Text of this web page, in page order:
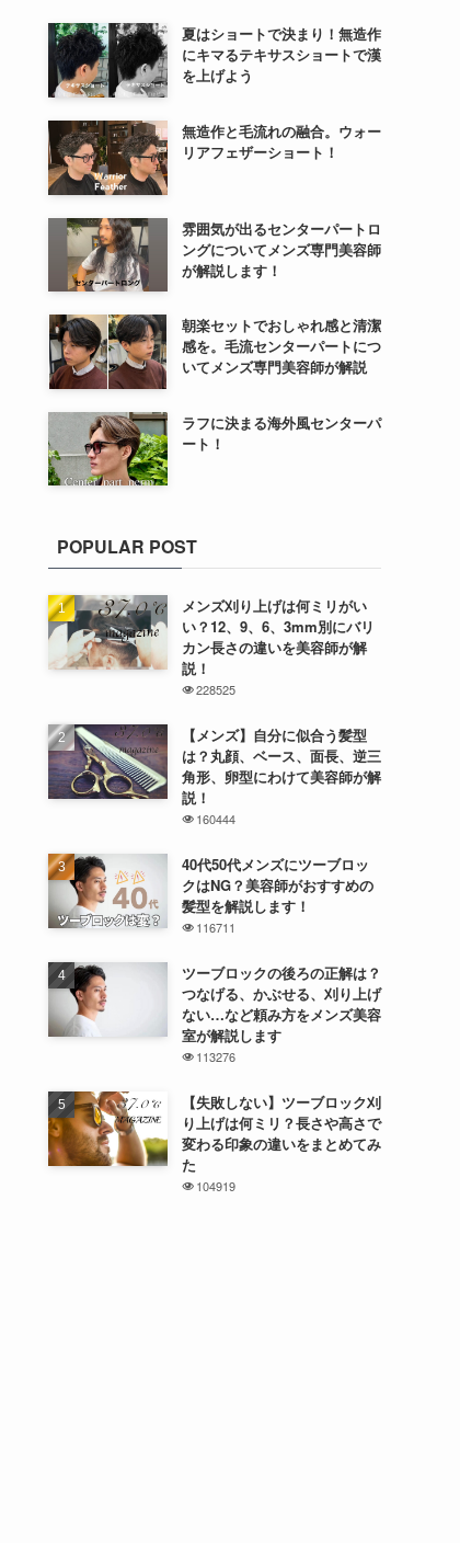
夏はショートで決まり！無造作
にキマるテキサスショートで漢
を上げよう
無造作と毛流れの融合。ウォー
リアフェザーショート！
雰囲気が出るセンターパートロ
ングについてメンズ専門美容師
が解説します！
朝楽セットでおしゃれ感と清潔
感を。毛流センターパートにつ
いてメンズ専門美容師が解説
ラフに決まる海外風センターパ
ート！
POPULAR POST
メンズ刈り上げは何ミリがい
い？12、9、6、3mm別にバリ
カン長さの違いを美容師が解
説！
228525
【メンズ】自分に似合う髪型
は？丸顔、ベース、面長、逆三
角形、卵型にわけて美容師が解
説！
160444
40代50代メンズにツーブロッ
クはNG？美容師がおすすめの
髪型を解説します！
116711
ツーブロックの後ろの正解は？
つなげる、かぶせる、刈り上げ
ない…など頼み方をメンズ美容
室が解説します
113276
【失敗しない】ツーブロック刈
り上げは何ミリ？長さや高さで
変わる印象の違いをまとめてみ
た
104919